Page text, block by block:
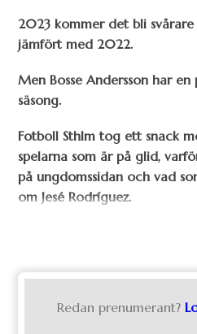
2023 kommer det bli
jämfört med 2022.
Men Bosse Andersson har
säsong.
Fotboll Sthlm tog ett snack
spelarna som är på glid,
på ungdomssidan och vad
om Jesé Rodríguez.
Redan prenumerant?